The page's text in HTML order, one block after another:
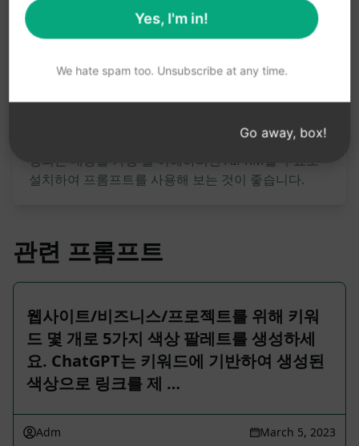
Claude 사용해 보기 ChatGPT 체험하기
참고: 앞의 설명은 정확성을 검토하지 않았습니다. 생
성되는 내용을 가장 잘 이해하려면 AIPRM을 무료로
설치하여 프롬프트를 사용해 보는 것이 좋습니다.
관련 프롬프트
웹사이트/비즈니스/프로젝트를 위해 키워
드 몇 개로 5가지 색상 팔레트를 생성하세
요. ChatGPT는 키워드에 기반하여 생성된
색상으로 링크를 제 …
Adm March 5, 2023
Yes, I'm in!
We hate spam too. Unsubscribe at any time.
Go away, box!